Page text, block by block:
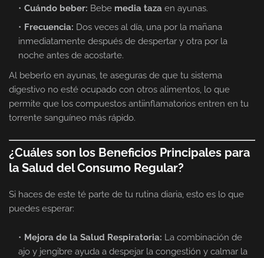
Cuándo beber: Bebe media taza en ayunas.
Frecuencia: Dos veces al día, una por la mañana
inmediatamente después de despertar y otra por la
noche antes de acostarte.
Al beberlo en ayunas, te aseguras de que tu sistema
digestivo no esté ocupado con otros alimentos, lo que
permite que los compuestos antiinflamatorios entren en tu
torrente sanguíneo más rápido.
¿Cuáles son los Beneficios Principales para
la Salud del Consumo Regular?
Si haces de este té parte de tu rutina diaria, esto es lo que
puedes esperar:
Mejora de la Salud Respiratoria: La combinación de
ajo y jengibre ayuda a despejar la congestión y calmar la